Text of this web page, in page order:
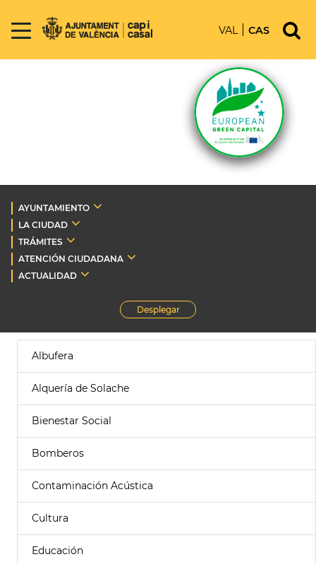
VAL CAS
AYUNTAMIENTO
LA CIUDAD
TRÁMITES
ATENCIÓN CIUDADANA
ACTUALIDAD
Desplegar
Albufera
Alquería de Solache
Bienestar Social
Bomberos
Contaminación Acústica
Cultura
Educación